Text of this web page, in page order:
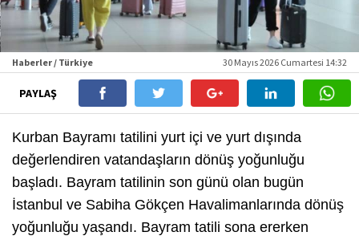
Haberler / Türkiye 30 Mayıs 2026 Cumartesi 14:32
PAYLAŞ
Kurban Bayramı tatilini yurt içi ve yurt dışında
değerlendiren vatandaşların dönüş yoğunluğu
başladı. Bayram tatilinin son günü olan bugün
İstanbul ve Sabiha Gökçen Havalimanlarında dönüş
yoğunluğu yaşandı. Bayram tatili sona ererken